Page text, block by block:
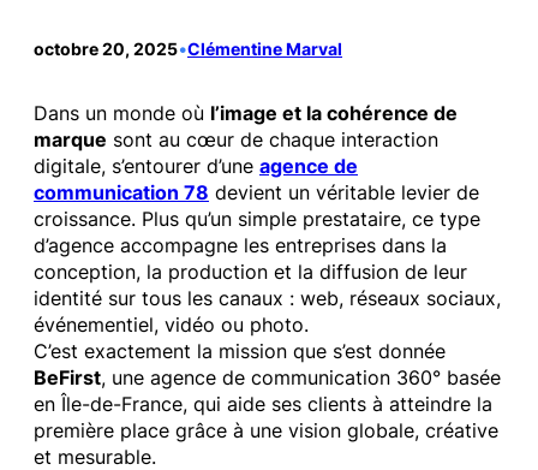
octobre 20, 2025•Clémentine Marval
Dans un monde où l’image et la cohérence de
marque sont au cœur de chaque interaction
digitale, s’entourer d’une agence de
communication 78 devient un véritable levier de
croissance. Plus qu’un simple prestataire, ce type
d’agence accompagne les entreprises dans la
conception, la production et la diffusion de leur
identité sur tous les canaux : web, réseaux sociaux,
événementiel, vidéo ou photo.
C’est exactement la mission que s’est donnée
BeFirst, une agence de communication 360° basée
en Île-de-France, qui aide ses clients à atteindre la
première place grâce à une vision globale, créative
et mesurable.